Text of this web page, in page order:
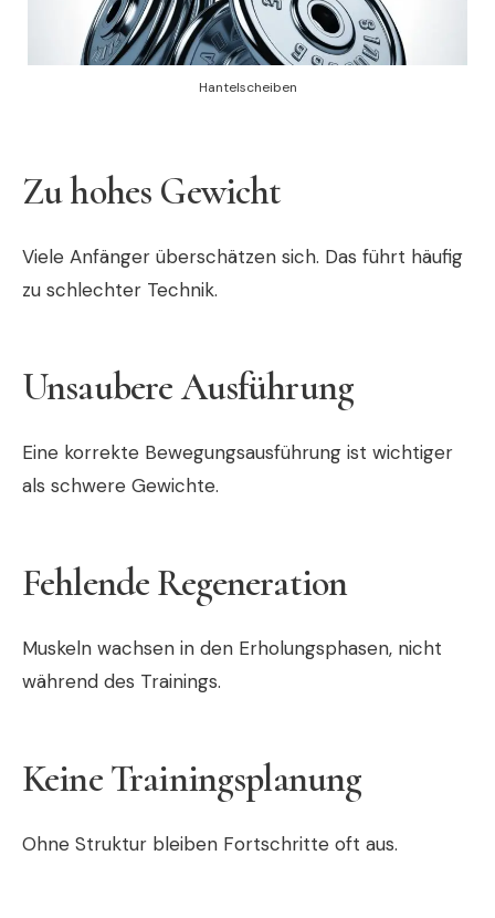
Hantelscheiben
Zu hohes Gewicht
Viele Anfänger überschätzen sich. Das führt häufig
zu schlechter Technik.
Unsaubere Ausführung
Eine korrekte Bewegungsausführung ist wichtiger
als schwere Gewichte.
Fehlende Regeneration
Muskeln wachsen in den Erholungsphasen, nicht
während des Trainings.
Keine Trainingsplanung
Ohne Struktur bleiben Fortschritte oft aus.